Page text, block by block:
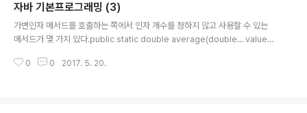
접근하느냐다. 이 문제를 해결하는 방법은 접근자 메서드만 제공해서 객체를 변
경할 수 없게하는 것인데 여전히 객체 변경이 필요할 때가 많다. 객체 참조C+
+같은 프로그래밍 언어에서는 변수에 객체를 담을 수 있다. 하지만 자바는 변수
자바 기본프로그래밍 (3)
가변인자 메서드를 호출하는 쪽에서 인자 개수를 정하지 않고 사용할 수 있는
메서드가 몇 가지 있다.public static double average(double... values)
e(3, 4.5, 8, 0);4개의 인자가 들어오면 자동적으로 뒤에 적은 values라는 변
0 0 2017. 5. 20.